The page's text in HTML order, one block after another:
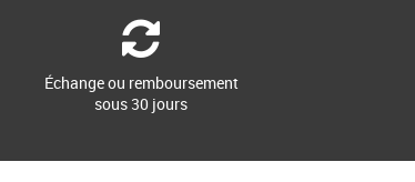
Échange ou remboursement
sous 30 jours